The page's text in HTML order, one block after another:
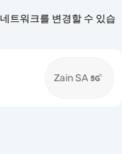
트워크를 변경할 수 있습
Zain SA